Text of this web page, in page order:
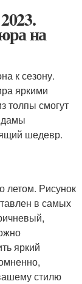
на
к сезону.
яркими
толпы смогут
дамы
шедевр.
летом. Рисунок
в самых
яркий
стилю